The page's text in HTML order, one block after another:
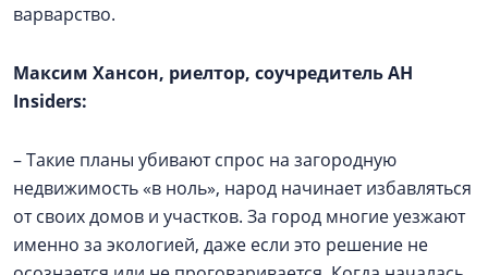
варварство.
Максим Хансон, риелтор, соучредитель АН
Insiders:
– Такие планы убивают спрос на загородную
недвижимость «в ноль», народ начинает избавляться
от своих домов и участков. За город многие уезжают
именно за экологией, даже если это решение не